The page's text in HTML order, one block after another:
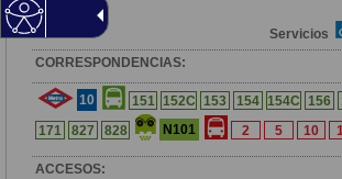
Zona
Servicios
CORRESPONDENCIAS:
10 151 152C 153 154 154C 156
171
827 828 N101 2 5 10
ACCESOS: